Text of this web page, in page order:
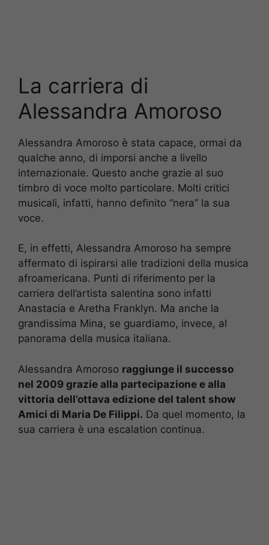
La carriera di
Alessandra Amoroso
Alessandra Amoroso è stata capace, ormai da
qualche anno, di imporsi anche a livello
internazionale. Questo anche grazie al suo
timbro di voce molto particolare. Molti critici
musicali, infatti, hanno definito “nera” la sua
voce.
E, in effetti, Alessandra Amoroso ha sempre
affermato di ispirarsi alle tradizioni della musica
afroamericana. Punti di riferimento per la
carriera dell’artista salentina sono infatti
Anastacia e Aretha Franklyn. Ma anche la
grandissima Mina, se guardiamo, invece, al
panorama della musica italiana.
Alessandra Amoroso raggiunge il successo
nel 2009 grazie alla partecipazione e alla
vittoria dell’ottava edizione del talent show
Amici di Maria De Filippi. Da quel momento, la
sua carriera è una escalation continua.